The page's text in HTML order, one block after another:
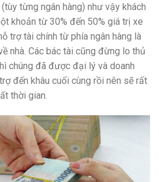
từng ngân hàng) như vậy khách
khoản từ 30% đến 50% giá trị xe
trợ tài chính từ phía ngân hàng là
nhà. Các bác tài cũng đừng lo thủ
chúng đã được đại lý và doanh
đến khâu cuối cùng rồi nên sẽ rất
thời gian.